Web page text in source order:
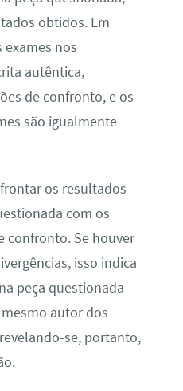
obtidos. Em
exames nos
autêntica,
de confronto, e os
são igualmente
os resultados
com os
confronto. Se houver
isso indica
peça questionada
autor dos
se, portanto,